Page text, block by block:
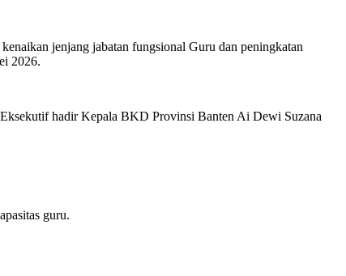
jenjang jabatan fungsional Guru dan peningkatan
2026.
hadir Kepala BKD Provinsi Banten Ai Dewi Suzana
guru.